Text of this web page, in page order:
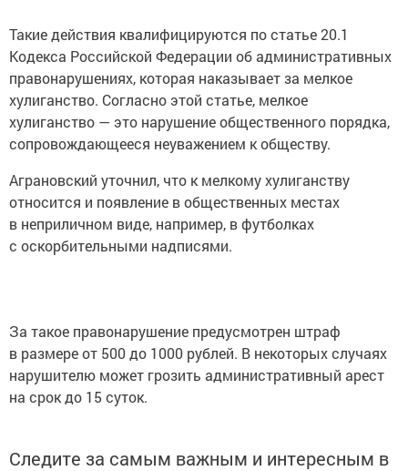
Такие действия квалифицируются по статье 20.1
Кодекса Российской Федерации об административных
правонарушениях, которая наказывает за мелкое
хулиганство. Согласно этой статье, мелкое
хулиганство — это нарушение общественного порядка,
сопровождающееся неуважением к обществу.
Аграновский уточнил, что к мелкому хулиганству
относится и появление в общественных местах
в неприличном виде, например, в футболках
с оскорбительными надписями.
За такое правонарушение предусмотрен штраф
в размере от 500 до 1000 рублей. В некоторых случаях
нарушителю может грозить административный арест
на срок до 15 суток.
Следите за самым важным и интересным в